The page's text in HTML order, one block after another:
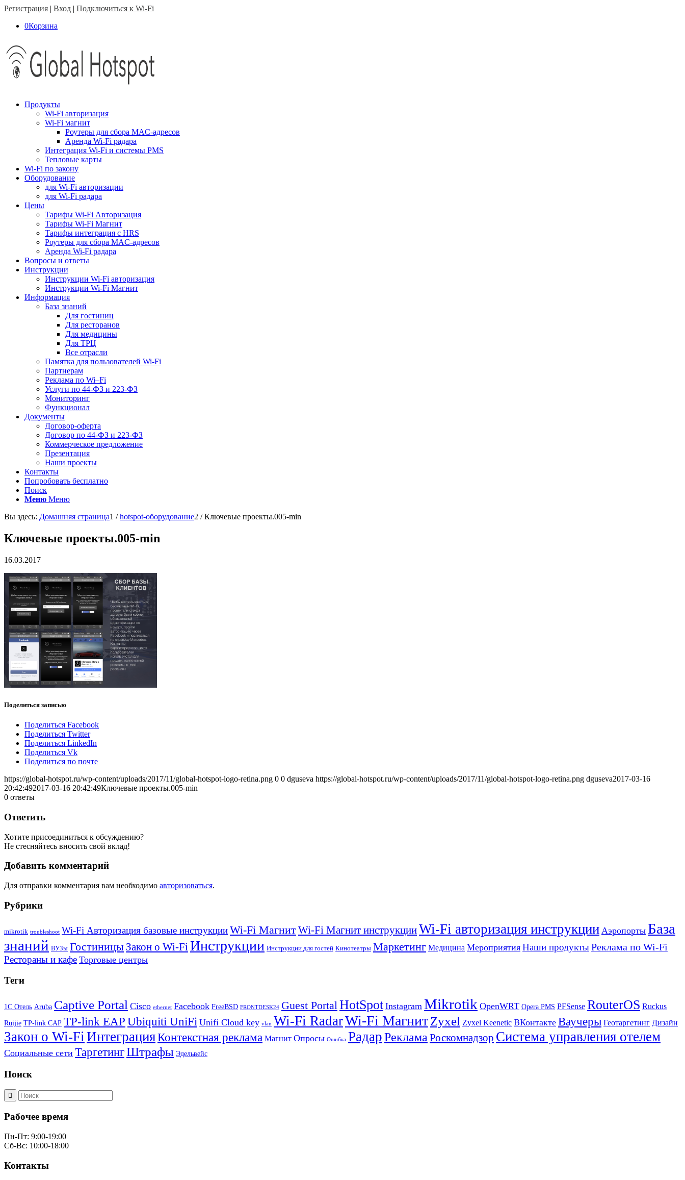
Регистрация | Вход | Подключиться к Wi-Fi
0Корзина
Продукты
Wi-Fi авторизация
Wi-Fi магнит
Роутеры для сбора MAC-адресов
Аренда Wi-Fi радара
Интеграция Wi-Fi и системы PMS
Тепловые карты
Wi-Fi по закону
Оборудование
для Wi-Fi авторизации
для Wi-Fi радара
Цены
Тарифы Wi-Fi Авторизация
Тарифы Wi-Fi Магнит
Тарифы интеграция с HRS
Роутеры для сбора MAC-адресов
Аренда Wi-Fi радара
Вопросы и ответы
Инструкции
Инструкции Wi-Fi авторизация
Инструкции Wi-Fi Магнит
Информация
База знаний
Для гостиниц
Для ресторанов
Для медицины
Для ТРЦ
Все отрасли
Памятка для пользователей Wi-Fi
Партнерам
Реклама по Wi–Fi
Услуги по 44-ФЗ и 223-ФЗ
Мониторинг
Функционал
Документы
Договор-оферта
Договор по 44-ФЗ и 223-ФЗ
Коммерческое предложение
Презентация
Наши проекты
Контакты
Попробовать бесплатно
Поиск
Меню Меню
Вы здесь: Домашняя страница1 / hotspot-оборудование2 / Ключевые проекты.005-min
Ключевые проекты.005-min
16.03.2017
Поделиться записью
Поделиться Facebook
Поделиться Twitter
Поделиться LinkedIn
Поделиться Vk
Поделиться по почте
https://global-hotspot.ru/wp-content/uploads/2017/11/global-hotspot-logo-retina.png 0 0 dguseva https://global-hotspot.ru/wp-content/uploads/2017/11/global-hotspot-logo-retina.png dguseva2017-03-16
20:42:492017-03-16 20:42:49Ключевые проекты.005-min
0 ответы
Ответить
Хотите присоединиться к обсуждению?
Не стесняйтесь вносить свой вклад!
Добавить комментарий
Для отправки комментария вам необходимо авторизоваться.
Рубрики
mikrotik troubleshoot Wi-Fi Авторизация базовые инструкцииWi-Fi МагнитWi-Fi Магнит инструкцииWi-Fi авторизация инструкции Аэропорты База
знаний ВУЗы Гостиницы Закон о Wi-FiИнструкции Инструкции для гостей Кинотеатры Маркетинг Медицина Мероприятия Наши продуктыРеклама по Wi-Fi
Рестораны и кафе Торговые центры
Теги
1С Отель Aruba Captive Portal Cisco ethernet Facebook FreeBSD FRONTDESK24 Guest PortalHotSpot Instagram Mikrotik OpenWRT Opera PMS PFSense RouterOS Ruckus
Ruijie TP-link CAP TP-link EAP Ubiquiti UniFi Unifi Cloud key vlan Wi-Fi RadarWi-Fi МагнитZyxel Zyxel Keenetic ВКонтакте Ваучеры Геотаргетинг Дизайн
Закон о Wi-Fi ИнтеграцияКонтекстная реклама Магнит Опросы Ошибка РадарРеклама Роскомнадзор Система управления отелем
Социальные сети ТаргетингШтрафы Эдельвейс
Поиск
Рабочее время
Пн-Пт: 9:00-19:00
Сб-Вс: 10:00-18:00
Контакты